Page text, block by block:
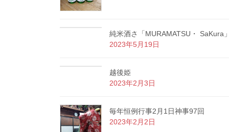
純米酒さ「MURAMATSU・ SaKura」
2023年5月19日
越後姫
2023年2月3日
毎年恒例行事2月1日神事97回
2023年2月2日